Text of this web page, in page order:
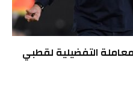
التفضيلية لقطبي